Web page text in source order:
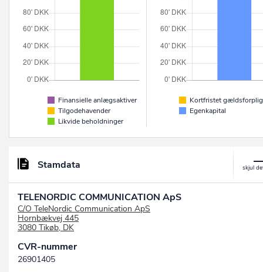
Finansielle anlægsaktiver
Tilgodehavender
Likvide beholdninger
Kortfristet
Egenkapital
Stamdata
TELENORDIC COMMUNICATION ApS
C/O TeleNordic Communication ApS
Hornbækvej 445
3080 Tikøb, DK
CVR-nummer
26901405